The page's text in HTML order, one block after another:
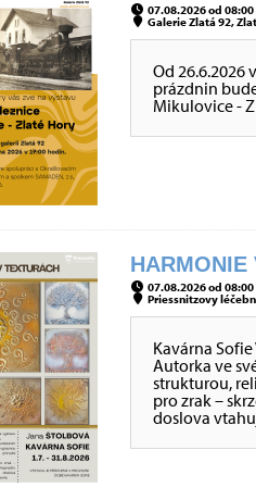
07.08.2026 od
Galerie Zlatá 92,
Od 26.6.2026
prázdnin
Mikulovice -
HARMONIE
07.08.2026 od
Priessnitzovy
Kavárna
Autorka ve
strukturou,
pro zrak –
doslova